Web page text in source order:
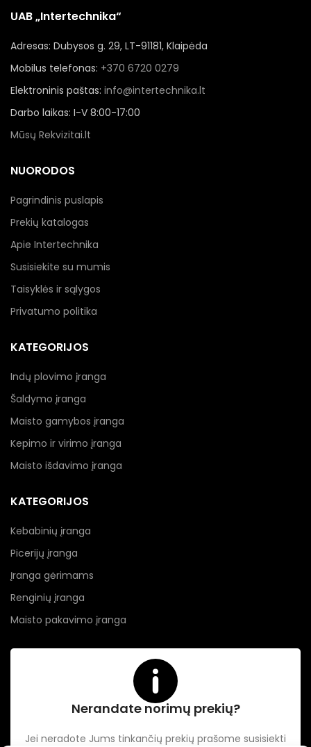
UAB „Intertechnika“
Adresas: Dubysos g. 29, LT-91181, Klaipėda
Mobilus telefonas: +370 6720 0279
Elektroninis paštas: info@intertechnika.lt
Darbo laikas: I-V 8:00-17:00
Mūsų Rekvizitai.lt
NUORODOS
Pagrindinis puslapis
Prekių katalogas
Apie Intertechnika
Susisiekite su mumis
Taisyklės ir sąlygos
Privatumo politika
KATEGORIJOS
Indų plovimo įranga
Šaldymo įranga
Maisto gamybos įranga
Kepimo ir virimo įranga
Maisto išdavimo įranga
KATEGORIJOS
Kebabinių įranga
Picerijų įranga
Įranga gėrimams
Renginių įranga
Maisto pakavimo įranga
Nerandate norimų prekių?
Jei neradote Jums tinkančių prekių prašome susisiekti